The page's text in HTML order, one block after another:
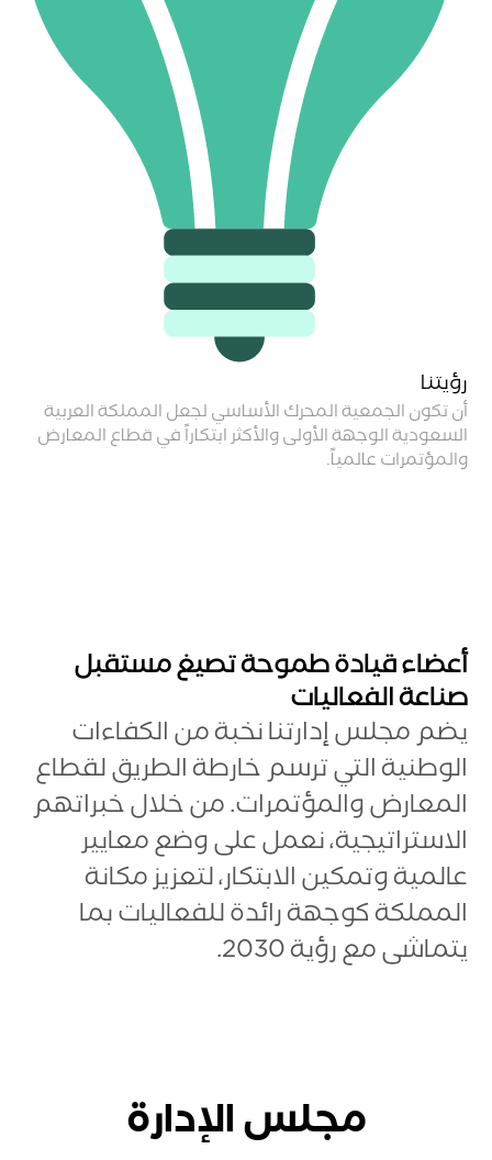
رؤيتنا
أن تكون الجمعية المحرك الأساسي لجعل المملكة العربية
السعودية الوجهة الأولى والأكثر ابتكاراً في قطاع المعارض
والمؤتمرات عالمياً.
أعضاء قيادة طموحة تصيغ مستقبل
صناعة الفعاليات
يضم مجلس إدارتنا نخبة من الكفاءات
الوطنية التي ترسم خارطة الطريق لقطاع
المعارض والمؤتمرات. من خلال خبراتهم
الاستراتيجية، نعمل على وضع معايير
عالمية وتمكين الابتكار، لتعزيز مكانة
المملكة كوجهة رائدة للفعاليات بما
يتماشى مع رؤية 2030.
مجلس الإدارة